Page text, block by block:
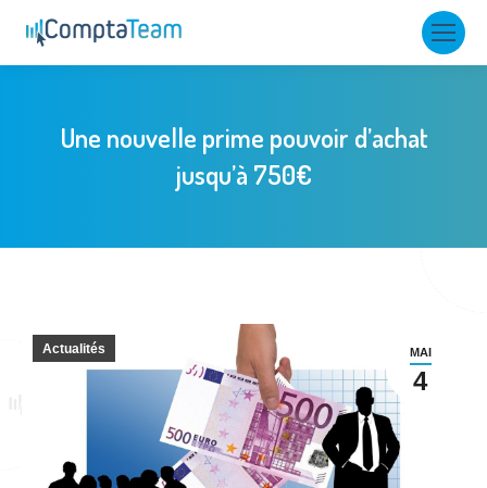
Une nouvelle prime pouvoir d’achat
jusqu’à 750€
MAI
4
Actualités